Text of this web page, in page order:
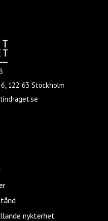
122 63 Stockholm
nykterhet